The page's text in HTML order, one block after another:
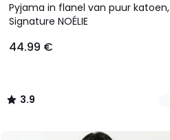
Pyjama in flanel van puur katoen,
Signature NOÉLIE
44.99 €
/ 5
Kleuren
3.9
/